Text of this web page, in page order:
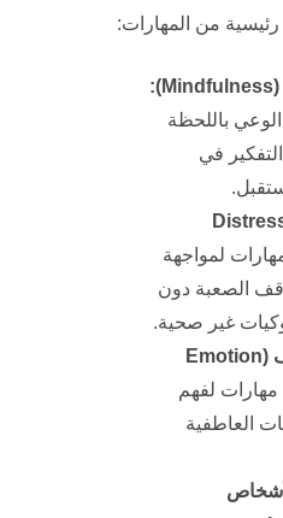
من المهارات:
(
Mindfulness
):
باللحظة
التفكير في
لمواجهة
الصعبة دون
غير صحية.
(
Emotion
مهارات لفهم
العاطفية